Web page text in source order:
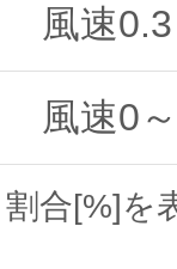
風速
風速0
合[%]を